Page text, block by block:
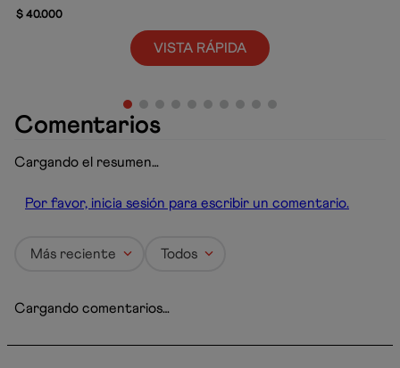
$40.000
VISTA RÁPIDA
Comentarios
Cargando el resumen…
Por favor, inicia sesión para escribir un comentario.
Más reciente Todos
Cargando comentarios…